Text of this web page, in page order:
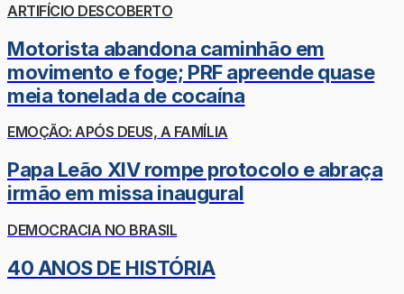
ARTIFÍCIO DESCOBERTO
Motorista abandona caminhão em
movimento e foge; PRF apreende quase
meia tonelada de cocaína
EMOÇÃO: APÓS DEUS, A FAMÍLIA
Papa Leão XIV rompe protocolo e abraça
irmão em missa inaugural
DEMOCRACIA NO BRASIL
40 ANOS DE HISTÓRIA